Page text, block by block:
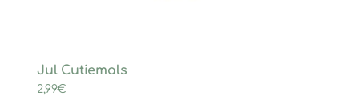
Jul Cutiemals
2,99€